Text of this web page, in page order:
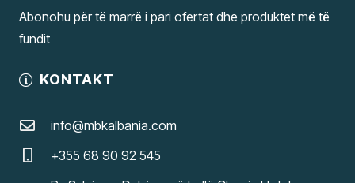
Abonohu për të marrë i pari ofertat dhe produktet më të
fundit
KONTAKT
info@mbkalbania.com
+355 68 90 92 545